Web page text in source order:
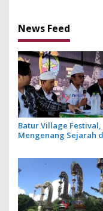
News Feed
Batur Village Festival,
Mengenang Sejarah